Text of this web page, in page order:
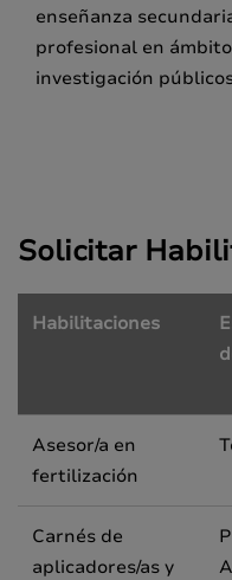
enseñanza
profesional en
investigación
Solicitar
Habilitaciones
Asesor/a en
fertilización
Carnés de
aplicadores/as y